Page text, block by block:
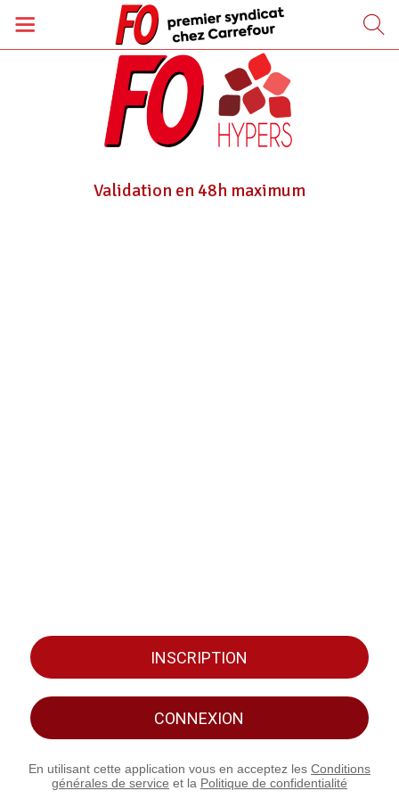
Validation en 48h maximum
INSCRIPTION
CONNEXION
En utilisant cette application vous en acceptez les Conditions
générales de service et la Politique de confidentialité